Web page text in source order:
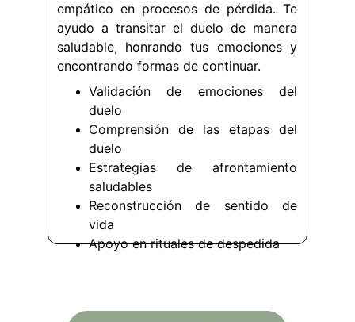
empático en procesos de pérdida. Te
ayudo a transitar el duelo de manera
saludable, honrando tus emociones y
encontrando formas de continuar.
Validación de emociones del
duelo
Comprensión de las etapas del
duelo
Estrategias de afrontamiento
saludables
Reconstrucción de sentido de
vida
Apoyo en rituales de despedida